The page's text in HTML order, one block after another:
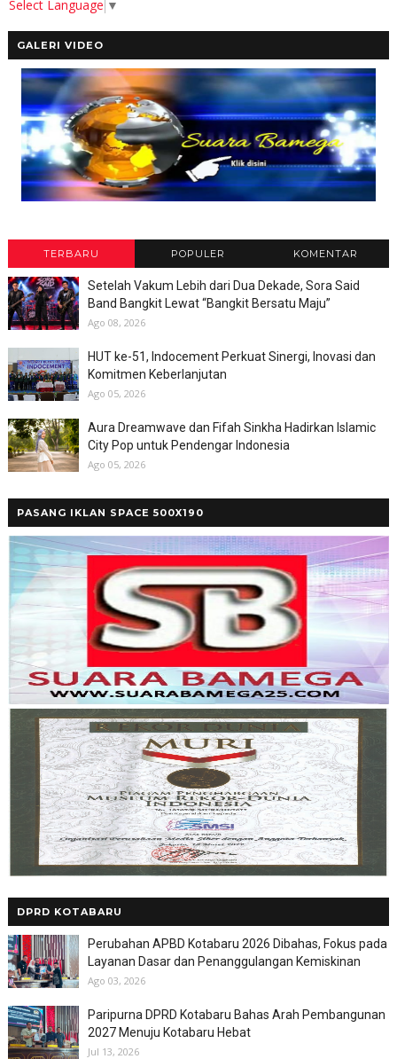
Select Language ▼
GALERI VIDEO
TERBARU POPULER KOMENTAR
Setelah Vakum Lebih dari Dua Dekade, Sora Said
Band Bangkit Lewat “Bangkit Bersatu Maju”
Ago 08, 2026
HUT ke-51, Indocement Perkuat Sinergi, Inovasi dan
Komitmen Keberlanjutan
Ago 05, 2026
Aura Dreamwave dan Fifah Sinkha Hadirkan Islamic
City Pop untuk Pendengar Indonesia
Ago 05, 2026
PASANG IKLAN SPACE 500X190
DPRD KOTABARU
Perubahan APBD Kotabaru 2026 Dibahas, Fokus pada
Layanan Dasar dan Penanggulangan Kemiskinan
Ago 03, 2026
Paripurna DPRD Kotabaru Bahas Arah Pembangunan
2027 Menuju Kotabaru Hebat
Jul 13, 2026